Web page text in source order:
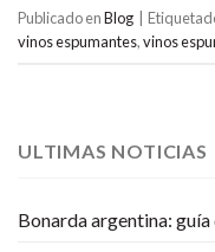
Publicado enBlog
vinos espumantes,vinos
ULTIMAS NOTICIAS
Bonarda argentina: